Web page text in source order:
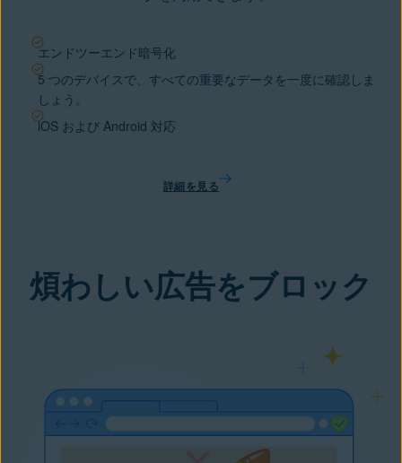
エンドツーエンド暗号化
5 つのデバイスで、すべての重要なデータを一度に確認しま
しょう。
iOS および Android 対応
詳細を見る
煩わしい広告をブロック